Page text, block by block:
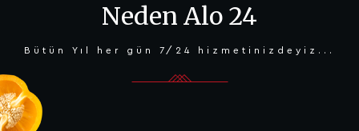
Neden Alo 24
Bütün Yıl her gün 7/24 hizmetinizdeyiz...